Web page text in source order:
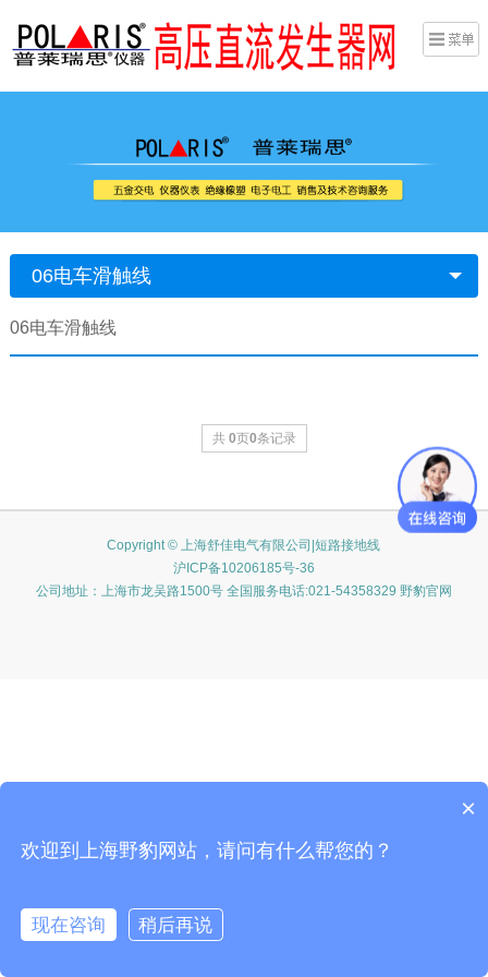
06电车滑触线
06电车滑触线
共0页0条记录
Copyright © 上海舒佳电气有限公司|短路接地线
沪ICP备10206185号-36
公司地址：上海市龙吴路1500号 全国服务电话:021-54358329 野豹官网
×
欢迎到上海野豹网站，请问有什么帮您的？
现在咨询
稍后再说
在线咨询